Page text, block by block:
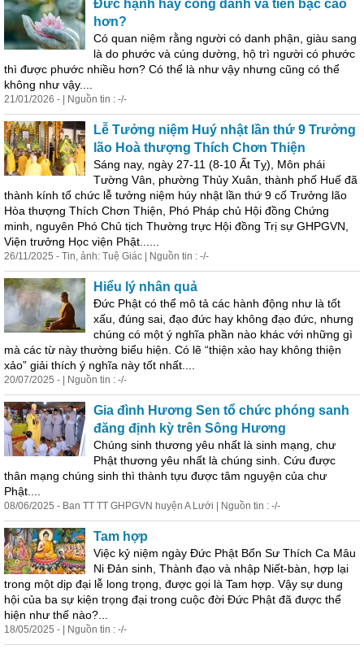
Đức hạnh hay công danh và tiền bạc cao
hơn?
Có quan niệm rằng người có danh phận, giàu sang
là do phước và cúng dường, hộ trì người có phước
thì được phước nhiều hơn? Có thể là như vậy nhưng cũng có thể
không như vậy....
21/01/2026 - | Nguồn tin : -/-
Lễ Tưởng niệm Huý nhật lần thứ 9 Trưởng
lão Hoà thượng Thích Chơn Thiện
Sáng nay, ngày 27-11 (8-10 Ất Tỵ), Môn phái
Tường Vân, phường Thủy Xuân, thành phố Huế đã
thành kính tổ chức lễ tưởng niệm húy nhật lần thứ 9 cố Trưởng lão
Hòa thượng Thích Chơn Thiện, Phó Pháp chủ Hội đồng Chứng
minh, nguyên Phó Chủ tịch Thường trực Hội đồng Trị sự GHPGVN,
Viện trưởng Học viện Phật......
26/11/2025 - Tin, ảnh: Tuệ Giác | Nguồn tin : -/-
Hiểu lý nhân quả
Đức Phật có thể mô tả các hành động như là tốt
xấu, đúng sai, đạo đức hay không đạo đức, nhưng
chúng có một ý nghĩa phần nào khác với những gì
mà các từ này thường biểu hiện. Có lẽ “thiện xảo hay không thiện
xảo” giải thích ý nghĩa này tốt nhất....
20/07/2025 - | Nguồn tin : -/-
Gia đình Hương Sen tổ chức phóng sanh
đăng định kỳ trên Sông Hương
Chúng sinh thương yêu nhất là sinh mạng, chư
Phật thương yêu nhất là chúng sinh . Cứu được
thân mạng chúng sinh thì thành tựu được tâm nguyện của chư
Phật....
08/06/2025 - Ban TT TT GHPGVN huyện A Lưới | Nguồn tin : -/-
Tam hợp
Việc kỷ niệm ngày Đức Phật Bổn Sư Thích Ca Mâu
Ni Đản sinh , Thành đạo và nhập Niết-bàn, hợp lại
trong một dịp đại lễ long trọng, được gọi là Tam hợp. Vậy sự dung
hội của ba sự kiện trọng đại trong cuộc đời Đức Phật đã được thể
hiện như thế nào?...
18/05/2025 - | Nguồn tin : -/-